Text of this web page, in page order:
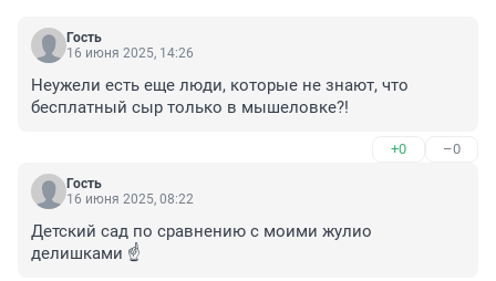
Гость
16 июня 2025, 14:26
Неужели есть еще люди, которые не знают, что
бесплатный сыр только в мышеловке?!
+0 –0
Гость
16 июня 2025, 08:22
Детский сад по сравнению с моими жулио
делишками ☝️